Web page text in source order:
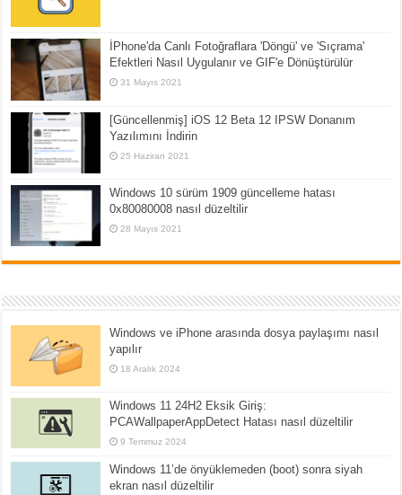
İPhone'da Canlı Fotoğraflara 'Döngü' ve 'Sıçrama'
Efektleri Nasıl Uygulanır ve GIF'e Dönüştürülür
31 Mayıs 2021
[Güncellenmiş] iOS 12 Beta 12 IPSW Donanım
Yazılımını İndirin
25 Haziran 2021
Windows 10 sürüm 1909 güncelleme hatası
0x80080008 nasıl düzeltilir
28 Mayıs 2021
Windows ve iPhone arasında dosya paylaşımı nasıl
yapılır
18 Aralık 2024
Windows 11 24H2 Eksik Giriş:
PCAWallpaperAppDetect Hatası nasıl düzeltilir
9 Temmuz 2024
Windows 11’de önyüklemeden (boot) sonra siyah
ekran nasıl düzeltilir